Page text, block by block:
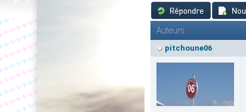
Auteurs
pitchoune06